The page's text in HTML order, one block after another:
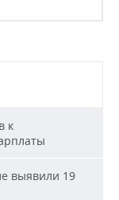
к
выявили 19